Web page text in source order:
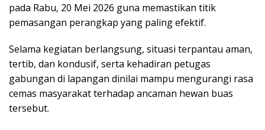
pada Rabu, 20 Mei 2026 guna memastikan titik
pemasangan perangkap yang paling efektif.
Selama kegiatan berlangsung, situasi terpantau aman,
tertib, dan kondusif, serta kehadiran petugas
gabungan di lapangan dinilai mampu mengurangi rasa
cemas masyarakat terhadap ancaman hewan buas
tersebut.